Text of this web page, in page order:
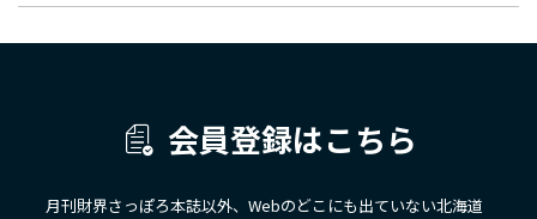
会員登録はこちら
月刊財界さっぽろ本誌以外、Webのどこにも出ていない北海道